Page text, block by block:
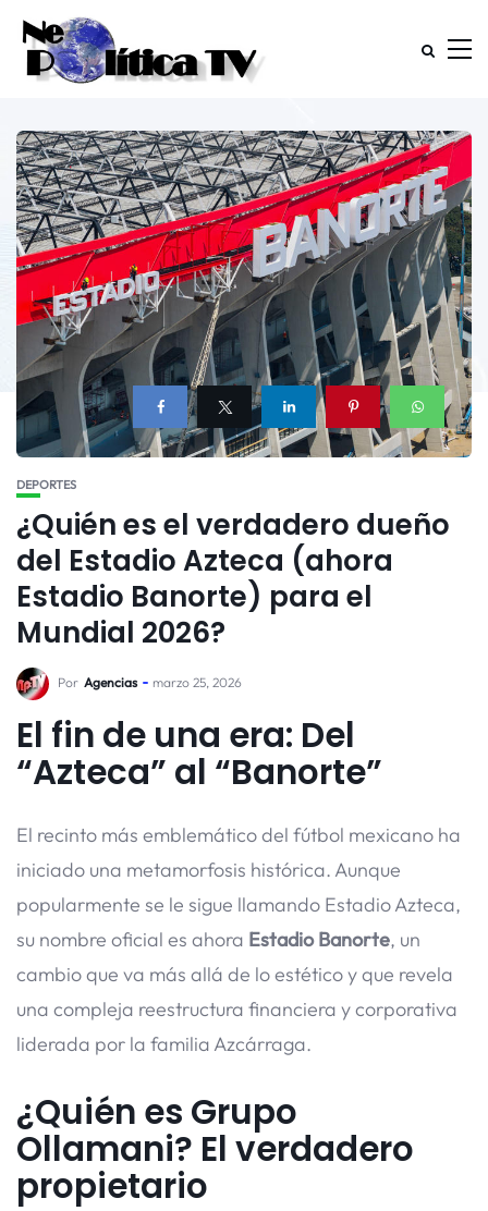
DEPORTES
¿Quién es el verdadero dueño
del Estadio Azteca (ahora
Estadio Banorte) para el
Mundial 2026?
Por Agencias marzo 25, 2026
El fin de una era: Del
“Azteca” al “Banorte”
El recinto más emblemático del fútbol mexicano ha
iniciado una metamorfosis histórica. Aunque
popularmente se le sigue llamando Estadio Azteca,
su nombre oficial es ahora Estadio Banorte, un
cambio que va más allá de lo estético y que revela
una compleja reestructura financiera y corporativa
liderada por la familia Azcárraga.
¿Quién es Grupo
Ollamani? El verdadero
propietario